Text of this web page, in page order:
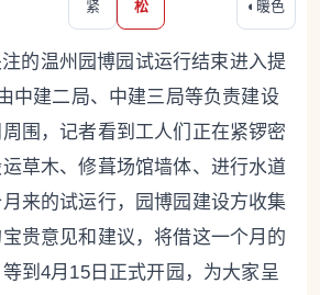
紧 松 ◐ 暖色
的温州园博园试运行结束进入提
中建二局、中建三局等负责建设
围，记者看到工人们正在紧锣密
草木、修葺场馆墙体、进行水道
来的试运行，园博园建设方收集
贵意见和建议，将借这一个月的
到4月15日正式开园，为大家呈